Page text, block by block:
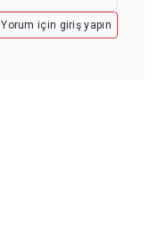
Yorum için giriş yapın